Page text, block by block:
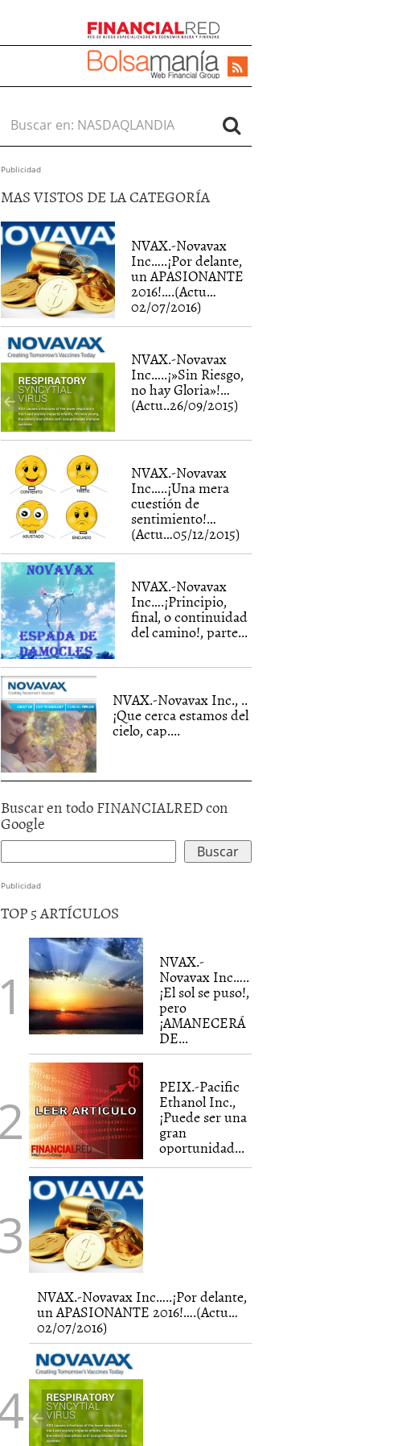
Buscar en:
Publicidad
MAS VISTOS DE LA CATEGORÍA
NVAX.-Novavax
Inc…..¡Por delante,
un APASIONANTE
2016!….(Actu…
02/07/2016)
NVAX.-Novavax
Inc…..¡»Sin Riesgo,
no hay Gloria»!…
(Actu..26/09/2015)
NVAX.-Novavax
Inc…..¡Una mera
cuestión de
sentimiento!…
(Actu…05/12/2015)
NVAX.-Novavax
Inc….¡Principio,
final, o continuidad
del camino!, parte...
NVAX.-Novavax Inc., ..
¡Que cerca estamos del
cielo, cap....
Buscar en todo FINANCIALRED con
Google
Publicidad
TOP 5 ARTÍCULOS
NVAX.-
Novavax Inc…..
¡El sol se puso!,
pero
¡AMANECERÁ
DE...
PEIX.-Pacific
Ethanol Inc.,
¡Puede ser una
gran
oportunidad...
NVAX.-Novavax Inc…..¡Por delante,
un APASIONANTE 2016!….(Actu…
02/07/2016)